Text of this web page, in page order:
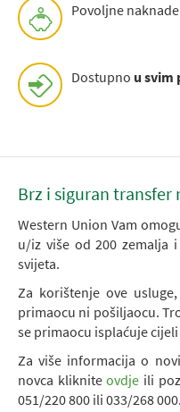
Povoljne
Dostupno u svim
Brz i siguran transfer
Western Union Vam
u/iz više od 200 zemalja
svijeta.
Za korištenje ove
primaocu ni pošiljaocu.
se primaocu isplaćuje
Za više informacija o
novca klikniteovdje ili
051/220 800 ili 033/268 000.